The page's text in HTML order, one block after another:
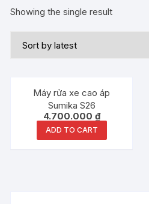
Showing the single result
Máy rửa xe cao áp
Sumika S26
4.700.000 ₫
ADD TO CART